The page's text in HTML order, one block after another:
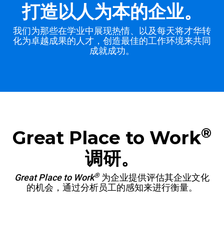
打造以人为本的企业。
我们为那些在学业中展现热情、以及每天将才华转
化为卓越成果的人才，创造最佳的工作环境来共同
成就成功。
Great Place to Work®
调研。
Great Place to Work®为企业提供评估其企业文化
的机会，通过分析员工的感知来进行衡量。